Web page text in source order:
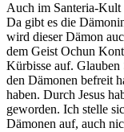
Auch im Santeria-Kult
Da gibt es die
wird dieser Dämon
dem Geist Ochun
Kürbisse auf. Glauben
den Dämonen befreit
haben. Durch Jesus
geworden. Ich stelle
Dämonen auf, auch